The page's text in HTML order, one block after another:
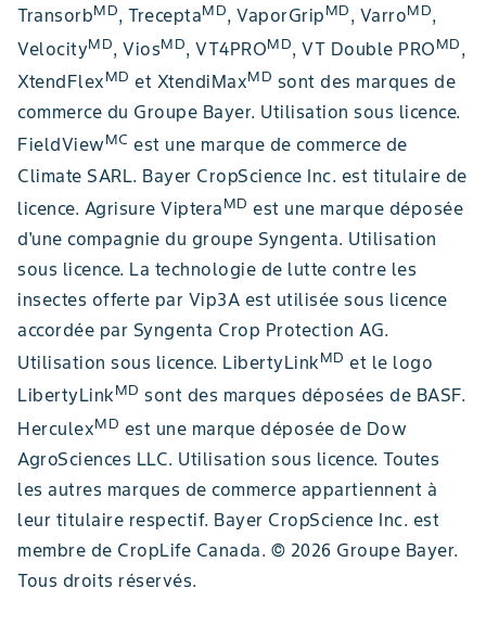
TransorbMD, TreceptaMD, VaporGripMD, VarroMD,
VelocityMD, ViosMD, VT4PROMD, VT Double PROMD,
XtendFlexMD et XtendiMaxMD sont des marques de
commerce du Groupe Bayer. Utilisation sous licence.
FieldViewMC est une marque de commerce de
Climate SARL. Bayer CropScience Inc. est titulaire de
licence. Agrisure VipteraMD est une marque déposée
d'une compagnie du groupe Syngenta. Utilisation
sous licence. La technologie de lutte contre les
insectes offerte par Vip3A est utilisée sous licence
accordée par Syngenta Crop Protection AG.
Utilisation sous licence. LibertyLinkMD et le logo
LibertyLinkMD sont des marques déposées de BASF.
HerculexMD est une marque déposée de Dow
AgroSciences LLC. Utilisation sous licence. Toutes
les autres marques de commerce appartiennent à
leur titulaire respectif. Bayer CropScience Inc. est
membre de CropLife Canada. © 2026 Groupe Bayer.
Tous droits réservés.